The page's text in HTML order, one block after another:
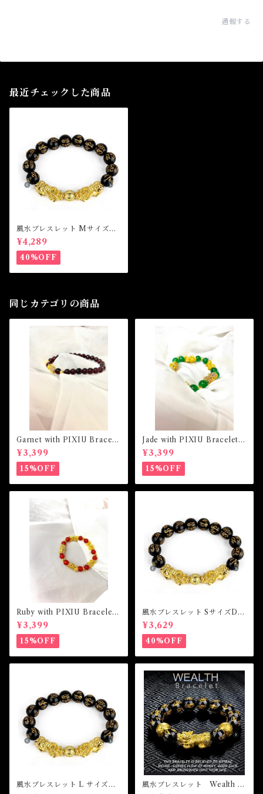
通報する
最近チェックした商品
風水ブレスレット MサイズDo
uble Piyao Lucky Wealth B
racelet
¥4,289
40%OFF
同じカテゴリの商品
Garnet with PIXIU Bracele
t ガーネットウィズピクシウブ
レスレット
¥3,399
15%OFF
Jade with PIXIU Bracelet
ジェイドウィズピクシウブレ
スレット
¥3,399
15%OFF
Ruby with PIXIU Bracelet
ルビーウィズピクシウブレス
レット
¥3,399
15%OFF
風水ブレスレット SサイズDo
uble Piyao Lucky Wealth B
racelet
¥3,629
40%OFF
風水ブレスレット L サイズDo
風水ブレスレット Wealth B